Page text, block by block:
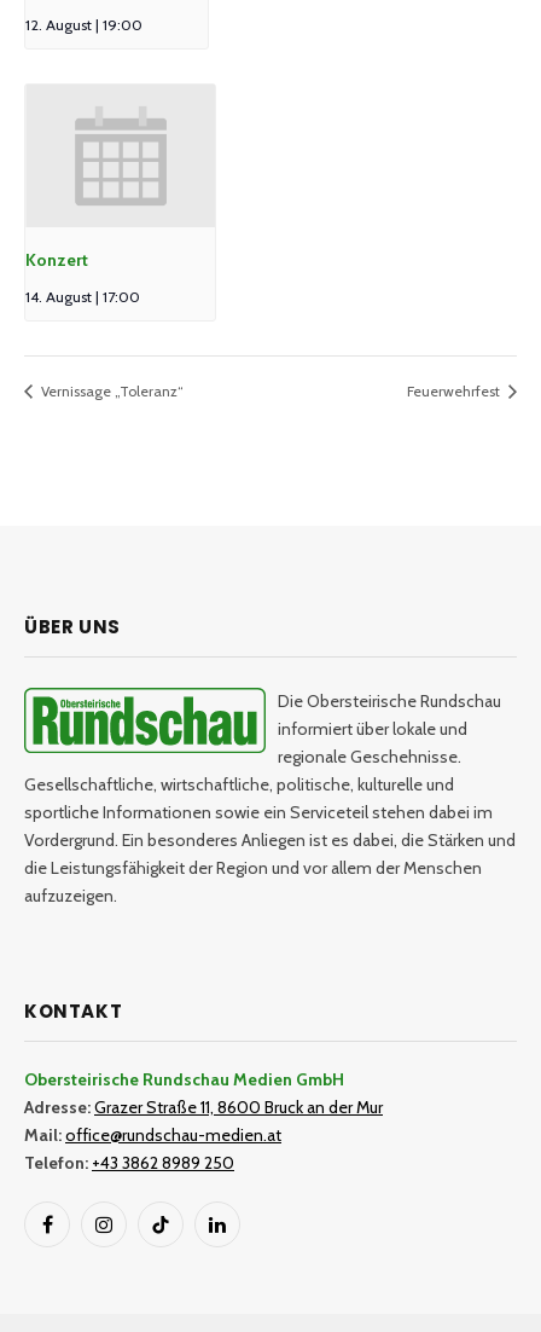
12. August | 19:00
Konzert
14. August | 17:00
Vernissage „Toleranz“ Feuerwehrfest
ÜBER UNS
Die Obersteirische Rundschau
informiert über lokale und
regionale Geschehnisse.
Gesellschaftliche, wirtschaftliche, politische, kulturelle und
sportliche Informationen sowie ein Serviceteil stehen dabei im
Vordergrund. Ein besonderes Anliegen ist es dabei, die Stärken und
die Leistungsfähigkeit der Region und vor allem der Menschen
aufzuzeigen.
KONTAKT
Obersteirische Rundschau Medien GmbH
Adresse:Grazer Straße 11, 8600 Bruck an der Mur
Mail:office@rundschau-medien.at
Telefon: +43 3862 8989 250
FacebookInstagramTikTok LinkedIn